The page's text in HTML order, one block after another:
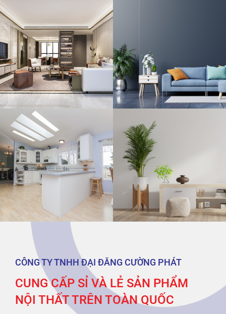
CÔNG TY TNHH ĐẠI ĐĂNG CƯỜNG PHÁT
CUNG CẤP SỈ VÀ LẺ SẢN PHẨM
NỘI THẤT TRÊN TOÀN QUỐC